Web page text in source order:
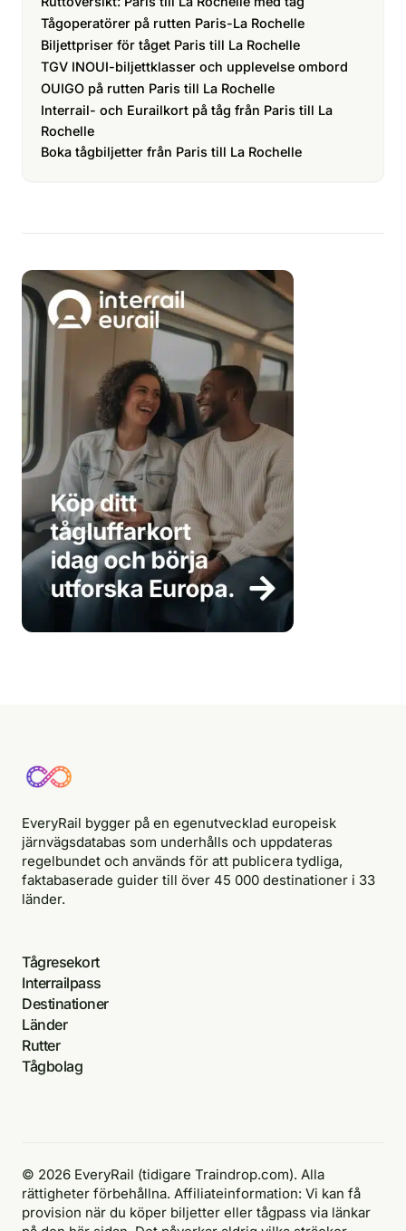
Tågoperatörer på rutten Paris-La Rochelle
Biljettpriser för tåget Paris till La Rochelle
TGV INOUI-biljettklasser och upplevelse ombord
OUIGO på rutten Paris till La Rochelle
Interrail- och Eurailkort på tåg från Paris till La
Rochelle
Boka tågbiljetter från Paris till La Rochelle
EveryRail bygger på en egenutvecklad europeisk
järnvägsdatabas som underhålls och uppdateras
regelbundet och används för att publicera tydliga,
faktabaserade guider till över 45 000 destinationer i 33
länder.
Tågresekort
Interrailpass
Destinationer
Länder
Rutter
Tågbolag
© 2026 EveryRail (tidigare Traindrop.com). Alla
rättigheter förbehållna. Affiliateinformation: Vi kan få
provision när du köper biljetter eller tågpass via länkar